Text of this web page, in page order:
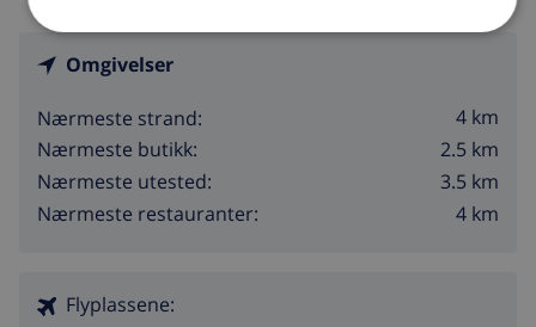
Omgivelser
Nærmeste strand:
4 km
Nærmeste butikk:
2.5 km
Nærmeste utested:
3.5 km
Nærmeste restauranter:
4 km
Flyplassene: